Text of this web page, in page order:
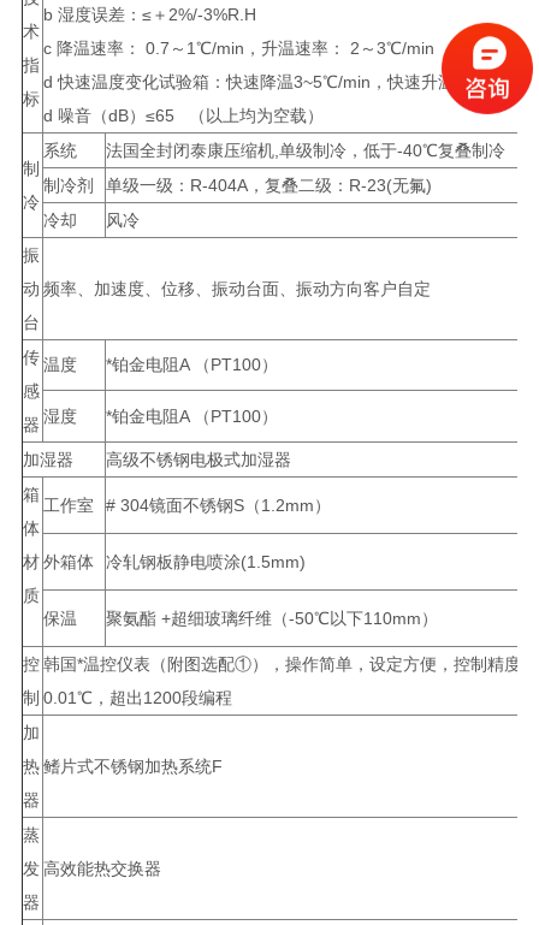
术
指
标
b 湿度误差：≤＋2%/-3%R.H
c 降温速率： 0.7～1℃/min，升温速率： 2～3℃/min
d 快速温度变化试验箱：快速降温3~5℃/min，快速升温3~5℃/min
d 噪音（dB）≤65 （以上均为空载）
制
冷
系统
法国全封闭泰康压缩机,单级制冷，低于-40℃复叠制冷
制冷剂
单级一级：R-404A，复叠二级：R-23(无氟)
冷却
风冷
振
动
台
频率、加速度、位移、振动台面、振动方向客户自定
传
感
器
温度 *铂金电阻A （PT100）
湿度 *铂金电阻A （PT100）
加湿器
高级不锈钢电极式加湿器
箱
体
材
质
工作室 # 304镜面不锈钢S（1.2mm）
外箱体 冷轧钢板静电喷涂(1.5mm)
保温 聚氨酯 +超细玻璃纤维（-50℃以下110mm）
控
制
韩国*温控仪表（附图选配①），操作简单，设定方便，控制精度
0.01℃，超出1200段编程
加
热
器
鳍片式不锈钢加热系统F
蒸
发
器
高效能热交换器